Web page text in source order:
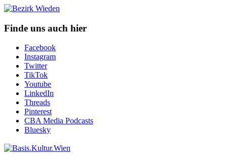
Finde uns auch hier
Facebook
Instagram
Twitter
TikTok
Youtube
LinkedIn
Threads
Pinterest
CBA Media Podcasts
Bluesky